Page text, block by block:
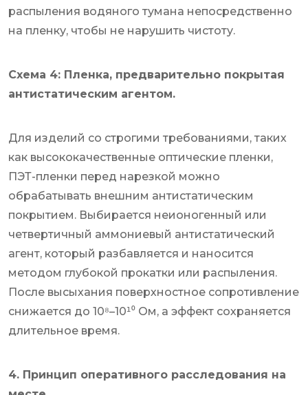
распыления водяного тумана непосредственно
на пленку, чтобы не нарушить чистоту.
Схема 4: Пленка, предварительно покрытая
антистатическим агентом.
Для изделий со строгими требованиями, таких
как высококачественные оптические пленки,
ПЭТ-пленки перед нарезкой можно
обрабатывать внешним антистатическим
покрытием. Выбирается неионогенный или
четвертичный аммониевый антистатический
агент, который разбавляется и наносится
методом глубокой прокатки или распыления.
После высыхания поверхностное сопротивление
снижается до 10⁸–10¹⁰ Ом, а эффект сохраняется
длительное время.
4. Принцип оперативного расследования на